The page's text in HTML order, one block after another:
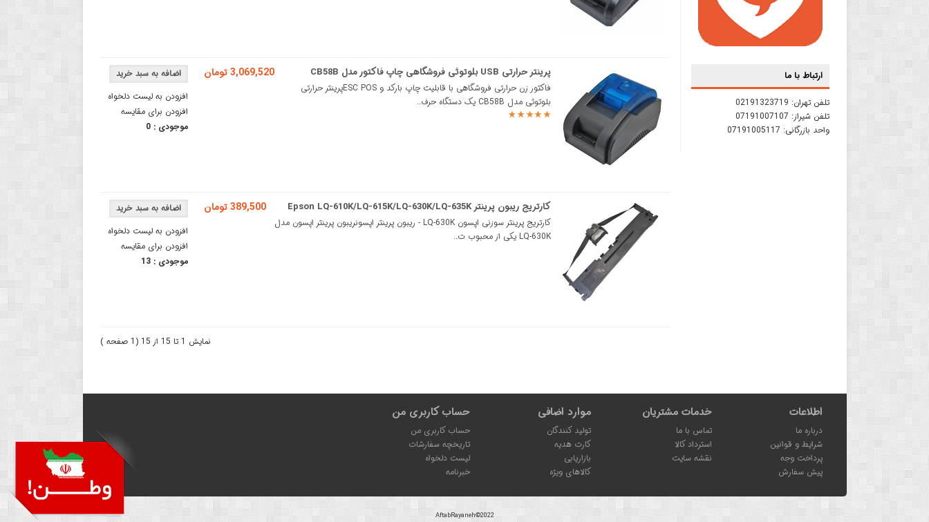
ارتباط با ما
تلفن تهران: 02191323719
تلفن شیراز: 07191007107
واحد بازرگانی: 07191005117
افزودن به لیست دلخواه
افزودن برای مقایسه
موجودی :0
3,069,520 تومان پرینتر حرارتی USB بلوتوثی فروشگاهی چاپ فاکتور مدل CB58B
فاکتور زن حرارتی فروشگاهی با قابلیت چاپ بارکد و ESC POSپرینتر حرارتی
بلوتوثی مدل CB58B یک دستگاه حرف..
افزودن به لیست دلخواه
افزودن برای مقایسه
موجودی :13
389,500 تومان کارتریج ریبون پرینتر Epson LQ-610K/LQ-615K/LQ-630K/LQ-635K
کارتریج پرینتر سوزنی اپسون LQ-630K - ریبون پرینتر اپسونریبون پرینتر اپسون مدل
LQ-630K یکی از محبوب ت..
نمایش 1 تا 15 از 15 (1 صفحه )
اطلاعات
درباره ما
شرایط و قوانین
پرداخت وجه
پیش سفارش
خدمات مشتریان
تماس با ما
استرداد کالا
نقشه سایت
موارد اضافی
تولید کنندگان
کارت هدیه
بازاریابی
کالاهای ویژه
حساب کاربری من
حساب کاربری من
تاریخچه سفارشات
لیست دلخواه
خبرنامه
AftabRayaneh©2022